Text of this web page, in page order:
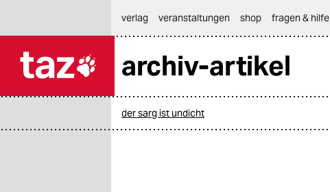
themen
verlag
veranstaltungen shop fragen & hilfe
archiv-artikel
der sarg ist undicht